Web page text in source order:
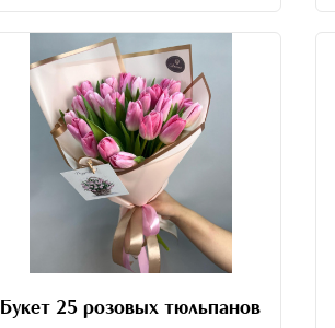
Букет 25 розовых тюльпанов